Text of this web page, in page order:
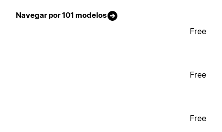
Navegar por 101 modelos
Free
Free
Free